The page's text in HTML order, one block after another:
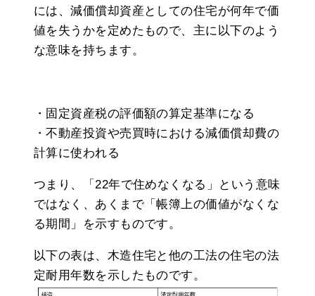
には、減価償却資産としての住宅が何年で価
値を失うかを定めたもので、主に以下のよう
な意味を持ちます。
・固定資産税の評価額の算定基準になる
・不動産投資や売買時における減価償却費の
計算に使われる
つまり、「22年で住めなくなる」という意味
ではなく、あくまで「帳簿上の価値がなくな
る期間」を示すものです。
以下の表は、木造住宅と他の工法の住宅の法
定耐用年数を示したものです。